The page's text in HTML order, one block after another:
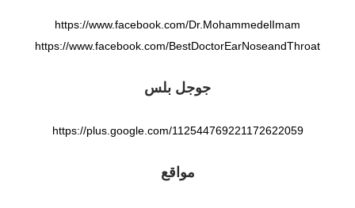
https://www.facebook.com/Dr.MohammedelImam
https://www.facebook.com/BestDoctorEarNoseandThroat
جوجل بلس
https://plus.google.com/112544769221172622059
مواقع